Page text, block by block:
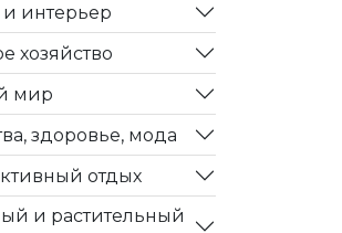
интерьер
хозяйство
мир
здоровье, мода
отдых
и растительный